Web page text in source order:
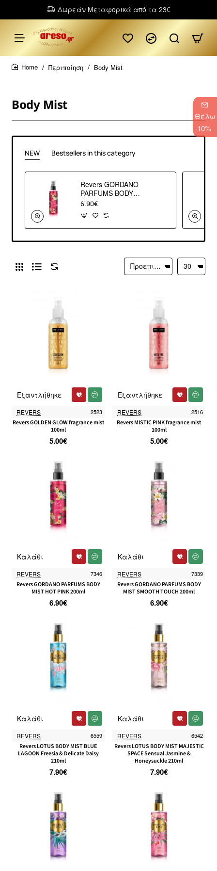
Θέλω
-10%
Δωρεάν Μεταφορικά από τα 23€
Περιποίηση Body Mist
Body Mist
NEW Bestsellers in this category
Revers GORDANO
PARFUMS BODY
MIST HOT PINK
200ml
6.90€
REVERS 2523
Revers GOLDEN GLOW fragrance mist
100ml
5.00€
Εξαντλήθηκε
REVERS 2516
Revers MISTIC PINK fragrance mist
100ml
5.00€
Εξαντλήθηκε
REVERS 7346
Revers GORDANO PARFUMS BODY
MIST HOT PINK 200ml
6.90€
Καλάθι
REVERS 7339
Revers GORDANO PARFUMS BODY
MIST SMOOTH TOUCH 200ml
6.90€
Καλάθι
REVERS 6559
Revers LOTUS BODY MIST BLUE
LAGOON Freesia & Delicate Daisy
210ml
7.90€
Καλάθι
REVERS 6542
Revers LOTUS BODY MIST MAJESTIC
SPACE Sensual Jasmine &
Honeysuckle 210ml
7.90€
Καλάθι